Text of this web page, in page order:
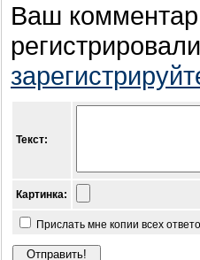
Ваш
Текст:
Картинка:
Прислать мне копии всех